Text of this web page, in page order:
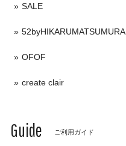
SALE
52byHIKARUMATSUMURA
OFOF
create clair
Guide ご利用ガイド